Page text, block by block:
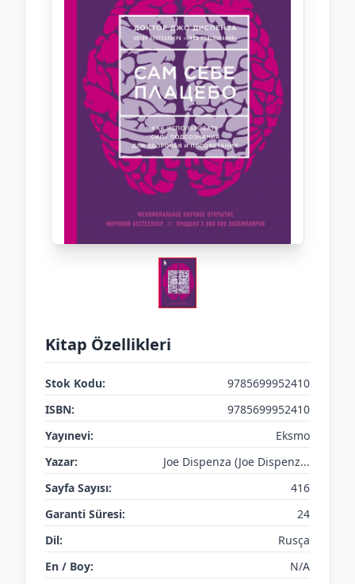
Kitap Özellikleri
Stok Kodu:
9785699952410
ISBN:
9785699952410
Yayınevi:
Eksmo
Yazar:
Joe Dispenza (Joe Dispenz...
Sayfa Sayısı:
416
Garanti Süresi:
24
Dil:
Rusça
En / Boy:
N/A